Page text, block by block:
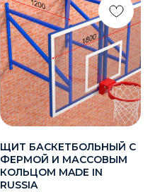
ЩИТ БАСКЕТБОЛЬНЫЙ С
ФЕРМОЙ И МАССОВЫМ
КОЛЬЦОМ MADE IN
RUSSIA